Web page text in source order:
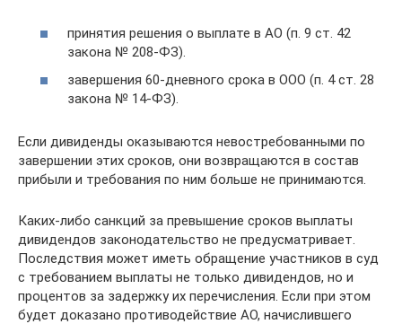
принятия решения о выплате в АО (п. 9 ст. 42
закона № 208-ФЗ).
завершения 60-дневного срока в ООО (п. 4 ст. 28
закона № 14-ФЗ).
Если дивиденды оказываются невостребованными по
завершении этих сроков, они возвращаются в состав
прибыли и требования по ним больше не принимаются.
Каких-либо санкций за превышение сроков выплаты
дивидендов законодательство не предусматривает.
Последствия может иметь обращение участников в суд
с требованием выплаты не только дивидендов, но и
процентов за задержку их перечисления. Если при этом
будет доказано противодействие АО, начислившего